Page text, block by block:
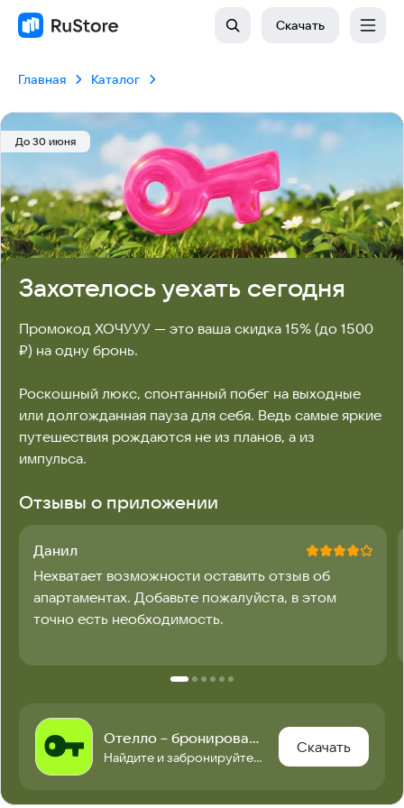
Скачать
Главная Каталог
До 30 июня
Захотелось уехать сегодня
Промокод ХОЧУУУ — это ваша скидка 15% (до 1500
₽) на одну бронь.
Роскошный люкс, спонтанный побег на выходные
или долгожданная пауза для себя. Ведь самые яркие
путешествия рождаются не из планов, а из
импульса.
Отзывы о приложении
Данил
Нехватает возможности оставить отзыв об
апартаментах. Добавьте пожалуйста, в этом
точно есть необходимость.
Отелло－бронирование отелей
Найдите и забронируйте отель в России и по всему миру
Скачать